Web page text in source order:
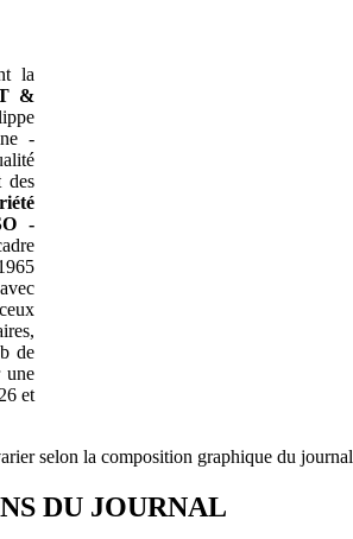
la
&
-
des
-
de
une
et
selon la composition graphique du journal
DU JOURNAL